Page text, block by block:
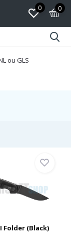
0 0
ou GLS
Folder (Black)